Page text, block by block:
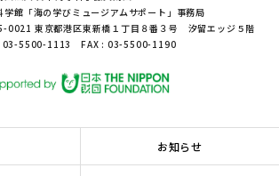
学館「海の学びミュージアムサポート」事務局
0021 東京都港区東新橋１丁目８番３号 汐留エッジ５階
03-5500-1113 FAX : 03-5500-1190
お知らせ